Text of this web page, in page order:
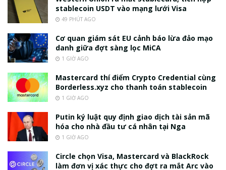
stablecoin USDT vào mạng lưới Visa
49 PHÚT AGO
Cơ quan giám sát EU cảnh báo lừa đảo mạo
danh giữa đợt sàng lọc MiCA
1 GIỜ AGO
Mastercard thí điểm Crypto Credential cùng
Borderless.xyz cho thanh toán stablecoin
1 GIỜ AGO
Putin ký luật quy định giao dịch tài sản mã
hóa cho nhà đầu tư cá nhân tại Nga
1 GIỜ AGO
Circle chọn Visa, Mastercard và BlackRock
làm đơn vị xác thực cho đợt ra mắt Arc vào